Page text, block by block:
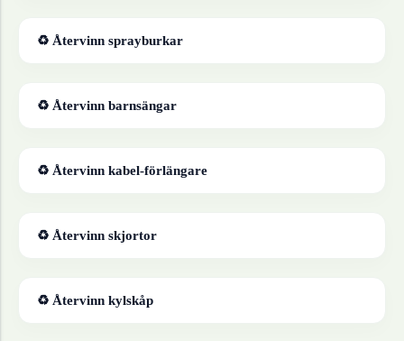
♻ Återvinn sprayburkar
♻ Återvinn barnsängar
♻ Återvinn kabel-förlängare
♻ Återvinn skjortor
♻ Återvinn kylskåp